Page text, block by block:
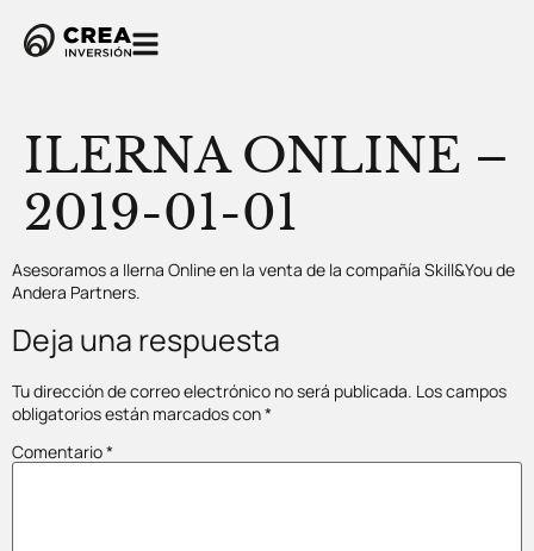
ILERNA ONLINE –
2019-01-01
Asesoramos a Ilerna Online en la venta de la compañía Skill&You de
Andera Partners.
Deja una respuesta
Tu dirección de correo electrónico no será publicada. Los campos
obligatorios están marcados con*
Comentario*